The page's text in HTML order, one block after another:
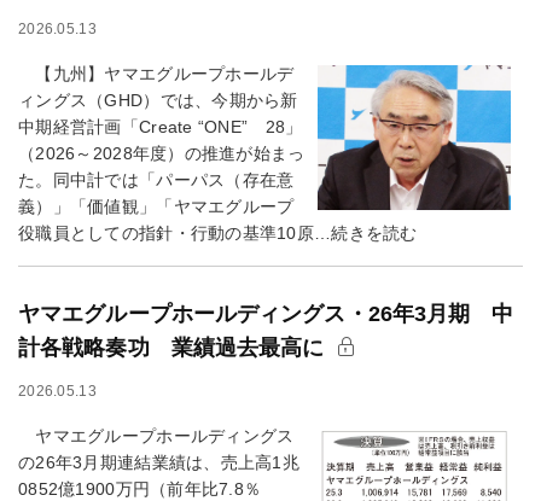
2026.05.13
【九州】ヤマエグループホールデ
ィングス（GHD）では、今期から新
中期経営計画「Create “ONE” 28」
（2026～2028年度）の推進が始まっ
た。同中計では「パーパス（存在意
義）」「価値観」「ヤマエグループ
役職員としての指針・行動の基準10原…続きを読む
ヤマエグループホールディングス・26年3月期 中
計各戦略奏功 業績過去最高に
2026.05.13
ヤマエグループホールディングス
の26年3月期連結業績は、売上高1兆
0852億1900万円（前年比7.8％